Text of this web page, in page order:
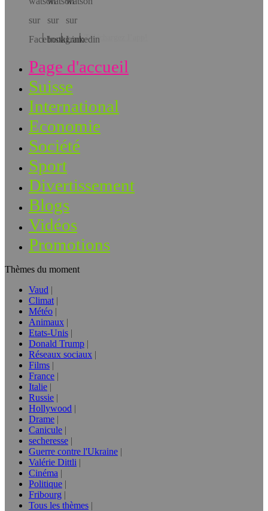
Téléchargez l’app!
Page d'accueil
Suisse
International
Economie
Société
Sport
Divertissement
Blogs
Vidéos
Promotions
Thèmes du moment
Vaud
Climat
Météo
Animaux
Etats-Unis
Donald Trump
Réseaux sociaux
Films
France
Italie
Russie
Hollywood
Drame
Canicule
secheresse
Guerre contre l'Ukraine
Valérie Dittli
Cinéma
Politique
Fribourg
Tous les thèmes